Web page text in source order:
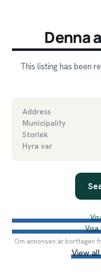
Denna
This listing has been
Address
Municipality
Storlek
Hyra var
Visa
Om annonsen är borttagen
View